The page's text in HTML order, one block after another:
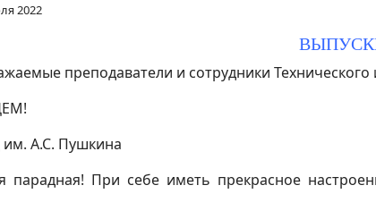
2022
преподаватели и сотрудники
А.С. Пушкина
При себе иметь прекрасное